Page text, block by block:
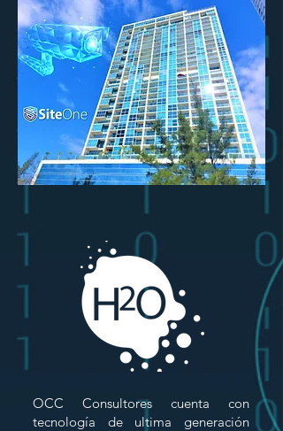
OCC Consultores cuenta con
tecnología de ultima generación